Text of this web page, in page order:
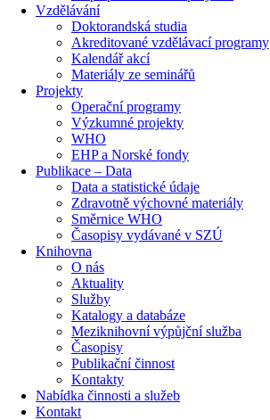
Vzdělávání
Doktorandská studia
Akreditované vzdělávací programy
Kalendář akcí
Materiály ze seminářů
Projekty
Operační programy
Výzkumné projekty
WHO
EHP a Norské fondy
Publikace – Data
Data a statistické údaje
Zdravotně výchovné materiály
Směrnice WHO
Časopisy vydávané v SZÚ
Knihovna
O nás
Aktuality
Služby
Katalogy a databáze
Meziknihovní výpůjční služba
Časopisy
Publikační činnost
Kontakty
Nabídka činnosti a služeb
Kontakt